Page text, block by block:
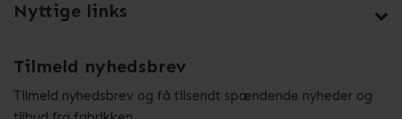
Nyttige links
Tilmeld nyhedsbrev
Tilmeld nyhedsbrev og få tilsendt spændende nyheder og